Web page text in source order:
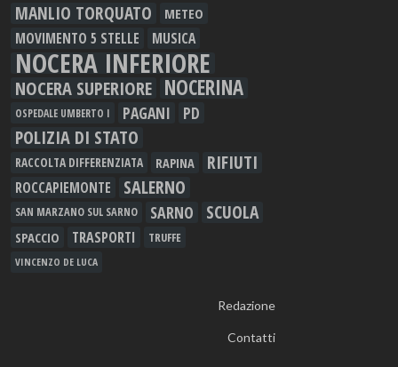
MANLIO TORQUATO METEO
MOVIMENTO 5 STELLE MUSICA
NOCERA INFERIORE
NOCERA SUPERIORE NOCERINA
OSPEDALE UMBERTO I PAGANI PD
POLIZIA DI STATO
RACCOLTA DIFFERENZIATA RAPINA RIFIUTI
ROCCAPIEMONTE SALERNO
SAN MARZANO SUL SARNO SARNO SCUOLA
SPACCIO TRASPORTI TRUFFE
VINCENZO DE LUCA
Redazione
Contatti